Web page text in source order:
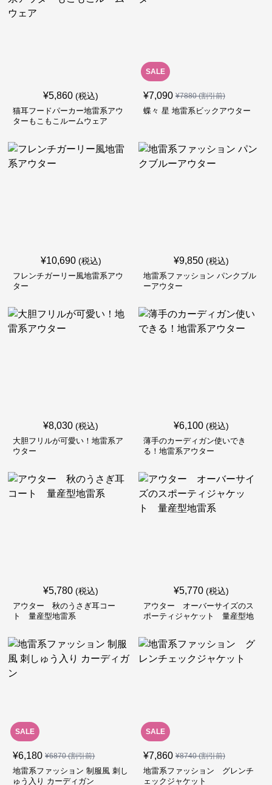
¥5,860 (税込)
猫耳フードパーカー地雷系アウ
ターもこもこルームウェア
SALE
¥7,090 ¥7880(割引前)
蝶々 星 地雷系ビックアウター
¥10,690 (税込)
フレンチガーリー風地雷系アウ
ター
¥9,850 (税込)
地雷系ファッション パンクブル
ーアウター
¥8,030 (税込)
大胆フリルが可愛い！地雷系ア
ウター
¥6,100 (税込)
薄手のカーディガン使いでき
る！地雷系アウター
¥5,780 (税込)
アウター 秋のうさぎ耳コー
ト 量産型地雷系
¥5,770 (税込)
アウター オーバーサイズのス
ポーティジャケット 量産型地
SALE
¥6,180 ¥6870(割引前)
地雷系ファッション 制服風 刺し
ゅう入り カーディガン
SALE
¥7,860 ¥8740(割引前)
地雷系ファッション グレンチ
ェックジャケット